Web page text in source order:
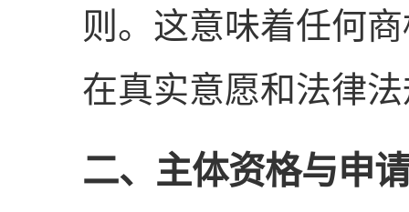
则。这意味着任何
在真实意愿和法律
二、主体资格与申